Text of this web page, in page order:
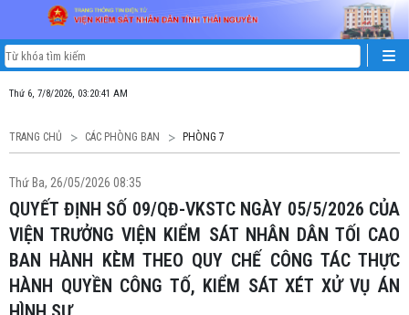
Thứ 6, 7/8/2026, 03:20:41 AM
TRANG CHỦ CÁC PHÒNG BAN PHÒNG 7
Thứ Ba, 26/05/2026 08:35
QUYẾT ĐỊNH SỐ 09/QĐ-VKSTC NGÀY 05/5/2026 CỦA
VIỆN TRƯỞNG VIỆN KIỂM SÁT NHÂN DÂN TỐI CAO
BAN HÀNH KÈM THEO QUY CHẾ CÔNG TÁC THỰC
HÀNH QUYỀN CÔNG TỐ, KIỂM SÁT XÉT XỬ VỤ ÁN